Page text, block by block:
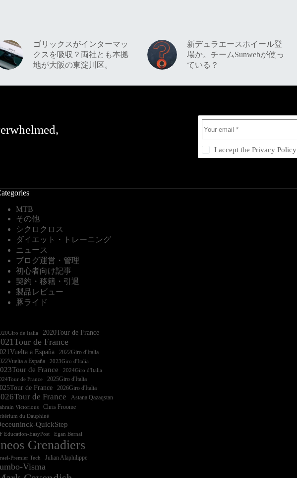
ゴリックスがインターマッ
クスを吸収？両社とも本拠
地が大阪の東淀川区。
新デュラエースホイール登
場か。チームSunwebが使っ
ている？
I accept thePrivacy Policy
MTB
その他
シクロクロス
ダイエット・トレーニング
ニュース
ブログ運営・管理
初心者向け記事
契約・移籍・引退
製品レビュー
豚ライド
de Italia 2020Tour de France
de France
a España
2022Giro d'Italia‏
a España
2023Giro d'Italia
de France
de France
2025Giro d'Italia
de France 2026Giro d'Italia
de France Astana Qazaqstan
Victorious Chris Froome
du Dauphiné
QuickStep
Education-EasyPost Egan Bernal
Grenadiers
Premier Tech Julian Alaphilippe
Visma